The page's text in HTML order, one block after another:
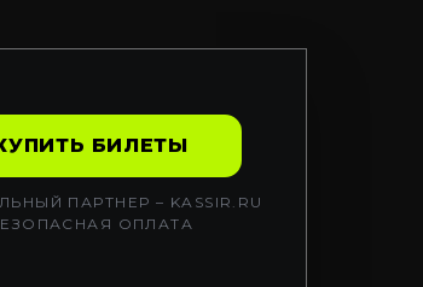
БИЛЕТЫ
ПАРТНЕР – KASSIR.RU
ОПЛАТА